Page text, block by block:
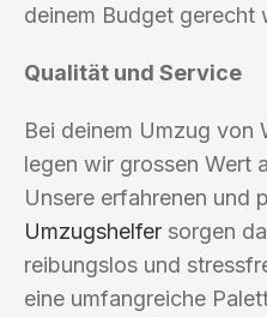
deinem Budget gerecht
Qualität und Service
Bei deinem Umzug von
legen wir grossen Wert
Unsere erfahrenen und
Umzugshelfer sorgen
reibungslos und
eine umfangreiche